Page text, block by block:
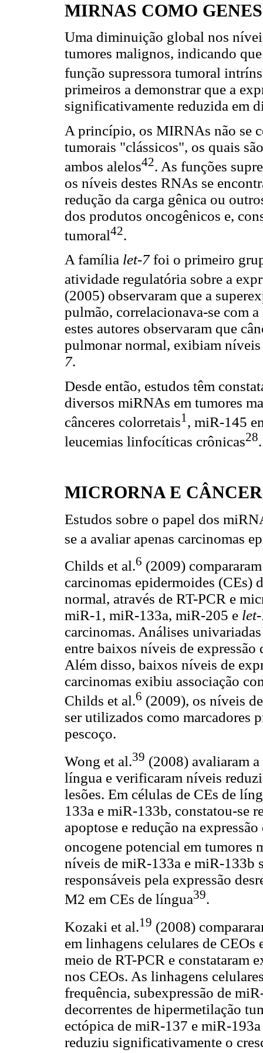
MIRNAS COMO
Uma diminuição global nos
tumores malignos, indicando
função supressora tumoral
primeiros a demonstrar que a
significativamente reduzida em
A princípio, os MIRNAs não se
tumorais "clássicos", os quais
ambos alelos42. As funções
os níveis destes RNAs se
redução da carga gênica ou
dos produtos oncogênicos e,
tumoral42.
A família let-7foi o primeiro
atividade regulatória sobre a
(2005) observaram que a
pulmão, correlacionava-se com
estes autores observaram que
pulmonar normal, exibiam
7.
Desde então, estudos têm
diversos miRNAs em tumores
cânceres colorretais1 , miR-145
leucemias linfocíticas crônicas28.
MICRORNA E
Estudos sobre o papel dos
se a avaliar apenas carcinomas
Childs et al.6 (2009)
carcinomas epidermoides (CEs)
normal, através de RT-PCR e
miR-1, miR-133a, miR-205 e
carcinomas. Análises
entre baixos níveis de
Além disso, baixos níveis de
carcinomas exibiu associação
Childs et al.6 (2009), os níveis
ser utilizados como marcadores
pescoço.
Wong et al.39 (2008) avaliaram
língua e verificaram níveis
lesões. Em células de CEs de
133a e miR-133b, constatou-se
apoptose e redução na
oncogene potencial em tumores
níveis de miR-133a e miR-133b
responsáveis pela expressão
M2 em CEs de língua39.
Kozaki et al.19 (2008)
em linhagens celulares de
meio de RT-PCR e constataram
nos CEOs. As linhagens
frequência, subexpressão de
decorrentes de hipermetilação
ectópica de miR-137 e miR-
reduziu significativamente o